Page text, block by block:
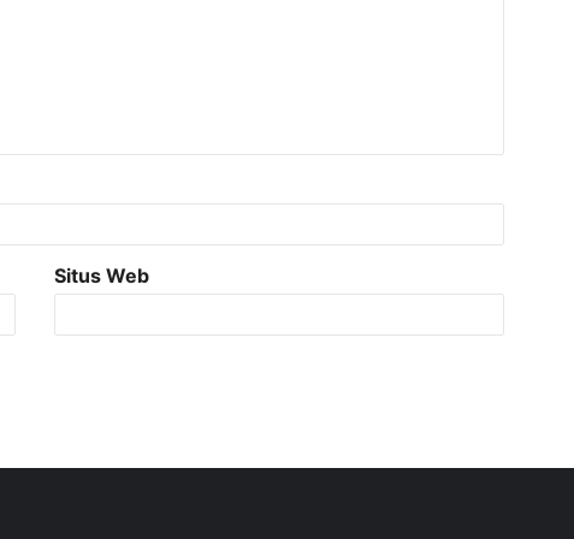
Situs Web